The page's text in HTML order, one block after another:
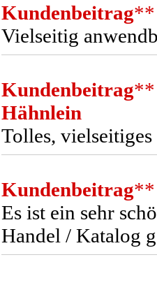
Kundenbeitrag**
Vielseitig
Kundenbeitrag**
Hähnlein
Tolles,
Kundenbeitrag**
Es ist ein sehr
Handel / Katalog